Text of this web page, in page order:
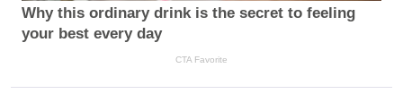
Why this ordinary drink is the secret to feeling
your best every day
CTA Favorite